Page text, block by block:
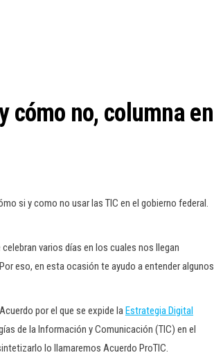
cómo no, columna en
si y como no usar las TIC en el gobierno federal.
varios días en los cuales nos llegan
eso, en esta ocasión te ayudo a entender algunos
por el que se expide laEstrategia Digital
de la Información y Comunicación (TIC) en el
lo llamaremos Acuerdo ProTIC.